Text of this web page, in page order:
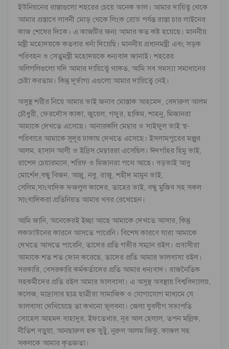
ইউনিয়নের রাস্তাগুলো শহরের চেয়ে অনেক ভাল। আমার দায়িত্ব থেকে
আমার প্রস্তাবে লাবনী মোড় থেকে লিংক রোড পর্যন্ত রাস্তা চার লাইনের
কাজ শেষের দিকে। এ কাজটির জন্য আমার কত কষ্ট হয়েছে। মাননীয়
মন্ত্রী মহোদয়কে কতবার ধর্না দিয়েছি। মাননীয় প্রধানমন্ত্রী এবং সড়ক
পরিবহন ও সেতুমন্ত্রী মহোদয়কে ধন্যবাদ জানাই। শহরের
অলিগলিগুলো যদি আমার দায়িত্বে থাকত, আমি সব সমস্যা সমাধানের
চেষ্টা করতাম। কিন্তু দূর্ভাগ্য এগুলো আমার দায়িত্বে নেই।
অসুস্থ শরীর নিয়ে আমার ভাই জনাব মোস্তাক আহমেদ, বেদারুল আলম
চৌধুরী, ফেরদৌস কাকা, জুয়েল, গফুর, হাকিম, শাহনু, মিজানরা
আমাকে দেখতে এসেছে। আনারকলি মেম্বার ও সাইফুল ভাই স্ব-
পরিবারে আমাকে সুদূর ঢাকায় দেখতে এসেছে। ইসলামপুরের মঞ্জুর
আলম, হাসান আলী ও ইদ্রিস মেম্বাররা এসেছিল। ঈদগাঁহর হিমু ভাই,
রাশেদ চেয়ারম্যান, শরিফ ও মিজানরা পথে আছে। বড়ভাই আবু
মোর্শেদ,বন্ধু বিজন, আপ্পু, নবু, রাজু, শহীদ মামুন ভাই,
সেলিম,সাংবাদিক ফজলুল কাদের, তাহের ভাই, বন্ধু মুজিব সহ সকল
সাংবাদিকরা প্রতিনিয়ত আমার খবর রেখেছেন।
আমি জানি, অনেকেরই ইচ্ছা আছে আমাকে দেখতে আসার, কিন্তু
লকডাউনের কারনে আসতে পারেনি। বিশেষ কারণে যারা আমাকে
দেখতে আসতে পারেনি, তাদের প্রতি গভীর সম্মান রইল। প্রবাসীরা
আমাকে শত শত ফোন করেছে, তাদের প্রতি আমার ভালবাসা রইল।
সরকারি, বেসরকারি কর্মকর্তাদের প্রতি আমার ধন্যবাদ। রাজনৈতিক
সহকর্মীদের প্রতি রইল আমার ভালবাসা। এ অসুস্থ অবস্থায় বিশ্ববিদ্যালয়,
কলেজ, মাদ্রাসার ছাত্র ছাত্রীরা সামাজিক ও যোগাযোগ মাধ্যমে যে
ভালবাসা দেখিয়েছে তা কখনো ভূলবনা। জেলা যুবলীগ সভাপতি
সোহেল আহমদ বাহাদুর, ইফতেখার, নূর আল হেলাল, তপন মল্লিক,
নীতিশ বড়ুয়া, আনছারুল হক ভুট্টু, নুরুল আলম জিকু, কাজল সহ
সকলকে আমার কৃতজ্ঞতা।